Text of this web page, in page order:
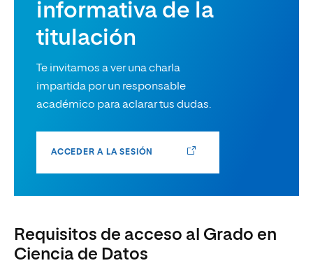
informativa de la
titulación
Te invitamos a ver una charla
impartida por un responsable
académico para aclarar tus dudas.
ACCEDER A LA SESIÓN
Requisitos de acceso al Grado en
Ciencia de Datos